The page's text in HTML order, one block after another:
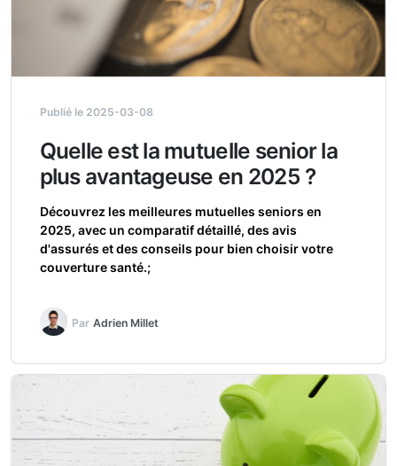
Publié le 2025-03-08
Quelle est la mutuelle senior la
plus avantageuse en 2025 ?
Découvrez les meilleures mutuelles seniors en
2025, avec un comparatif détaillé, des avis
d'assurés et des conseils pour bien choisir votre
couverture santé.;
Par Adrien Millet